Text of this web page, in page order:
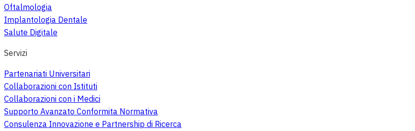
Oftalmologia
Implantologia Dentale
Salute Digitale
Servizi
Partenariati Universitari
Collaborazioni con Istituti
Collaborazioni con i Medici
Supporto Avanzato Conformita Normativa
Consulenza Innovazione e Partnership di Ricerca